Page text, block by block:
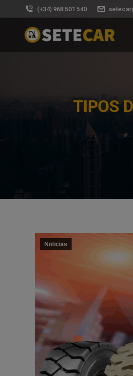
(+34) 968 501 540
TIPOS
Noticias